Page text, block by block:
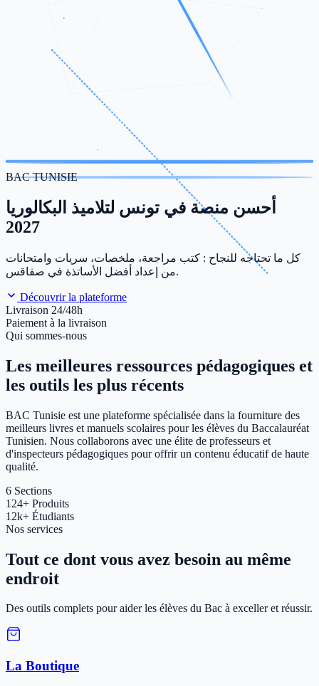
BAC TUNISIE
أحسن منصة في تونس لتلاميذ البكالوريا
2027
كل ما تحتاجه للنجاح : كتب مراجعة، ملخصات، سريات وامتحانات
من إعداد أفضل الأساتذة في صفاقس.
Découvrir la plateforme
Livraison 24/48h
Paiement à la livraison
Qui sommes-nous
Les meilleures ressources pédagogiques et
les outils les plus récents
BAC Tunisie est une plateforme spécialisée dans la fourniture des
meilleurs livres et manuels scolaires pour les élèves du Baccalauréat
Tunisien. Nous collaborons avec une élite de professeurs et
d'inspecteurs pédagogiques pour offrir un contenu éducatif de haute
qualité.
6 Sections
124+ Produits
12k+ Étudiants
Nos services
Tout ce dont vous avez besoin au même
endroit
Des outils complets pour aider les élèves du Bac à exceller et réussir.
La Boutique